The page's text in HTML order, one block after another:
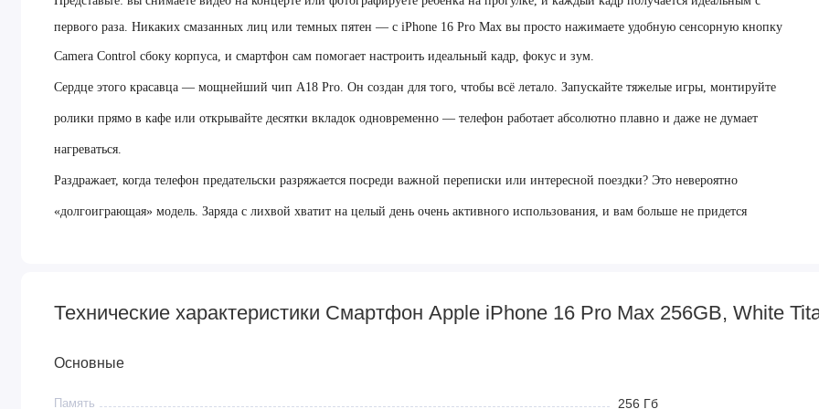
первого раза. Никаких смазанных лиц или темных пятен — с iPhone 16 Pro Max вы просто нажимаете удобную сенсорную кнопку
Camera Control сбоку корпуса, и смартфон сам помогает настроить идеальный кадр, фокус и зум.
Сердце этого красавца — мощнейший чип A18 Pro. Он создан для того, чтобы всё летало. Запускайте тяжелые игры, монтируйте
ролики прямо в кафе или открывайте десятки вкладок одновременно — телефон работает абсолютно плавно и даже не думает
нагреваться.
Раздражает, когда телефон предательски разряжается посреди важной переписки или интересной поездки? Это невероятно
«долгоиграющая» модель. Заряда с лихвой хватит на целый день очень активного использования, и вам больше не придется
благодаря легкому и прочному корпусу из настоящего титана аэрокосмического класса смартфон выглядит дорого и надежно
трейд-ин.
Преимущества
Технические характеристики Смартфон Apple iPhone 16 Pro Max 256GB, White
Основные
Память 256 Гб